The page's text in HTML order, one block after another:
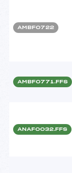
AMBF0722
AMBF0771.FFS
ANAF0032.FFS